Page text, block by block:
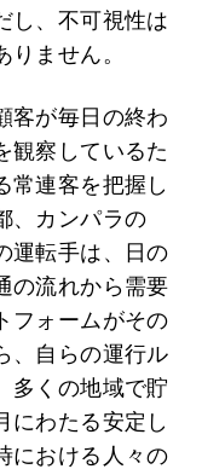
し、不可視性は
ません。
客が毎日の終わ
観察しているた
常連客を把握し
、カンパラの
運転手は、日の
の流れから需要
フォームがその
、自らの運行ル
多くの地域で貯
にわたる安定し
における人々の